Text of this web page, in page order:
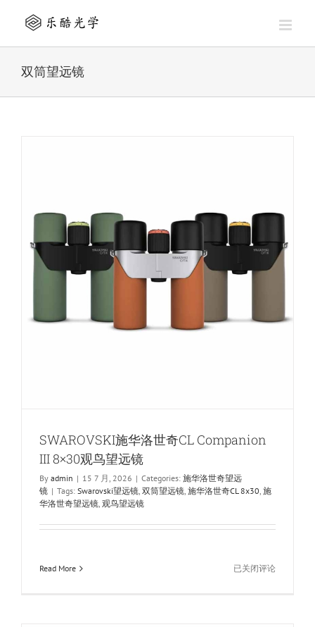
双筒望远镜
SWAROVSKI施华洛世奇CL Companion
III 8×30观鸟望远镜
By admin | 15 7 月, 2026 | Categories: 施华洛世奇望远
镜 | Tags: Swarovski望远镜, 双筒望远镜, 施华洛世奇CL 8x30, 施
华洛世奇望远镜, 观鸟望远镜
Read More
SWAROVSKI
已关闭评论